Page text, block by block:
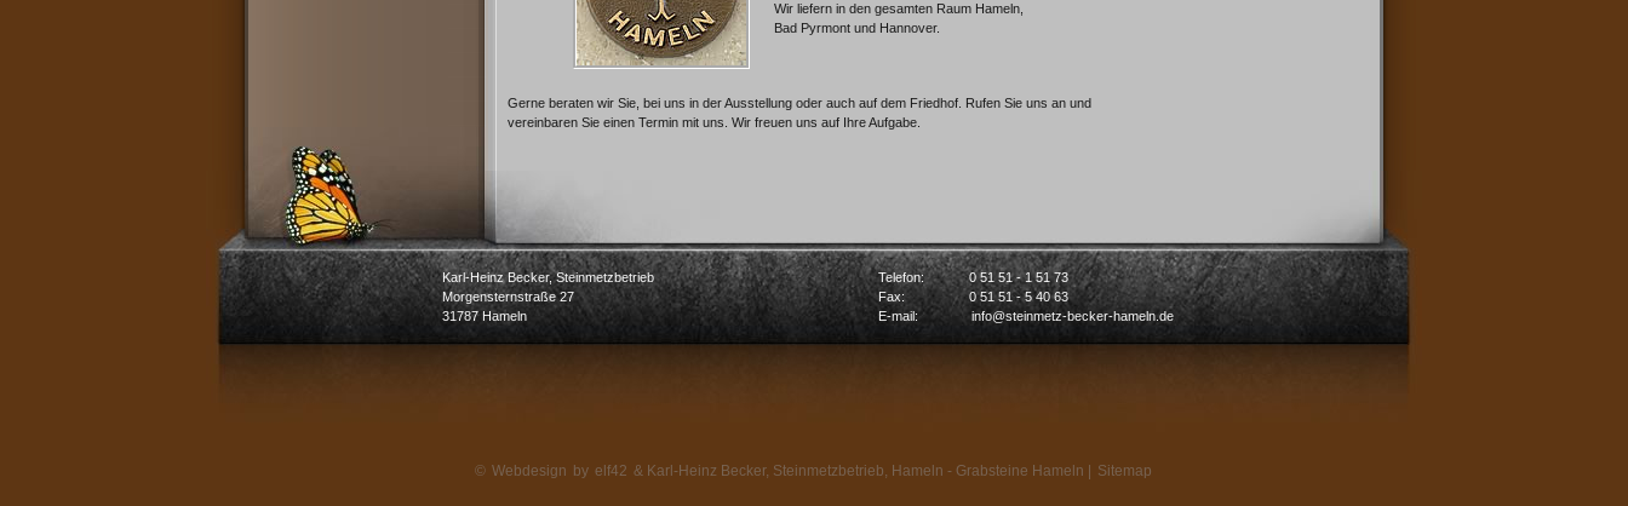
Wir liefern in den gesamten Raum Hameln,
Bad Pyrmont und Hannover.
Gerne beraten wir Sie, bei uns in der Ausstellung oder auch auf dem Friedhof. Rufen Sie uns an und
vereinbaren Sie einen Termin mit uns. Wir freuen uns auf Ihre Aufgabe.
Karl-Heinz Becker, Steinmetzbetrieb
Morgensternstraße 27
31787 Hameln
Telefon:
Fax:
E-mail:
0 51 51 - 1 51 73
0 51 51 - 5 40 63
info@steinmetz-becker-hameln.de
© Webdesign by elf42 & Karl-Heinz Becker, Steinmetzbetrieb, Hameln - Grabsteine Hameln | Sitemap